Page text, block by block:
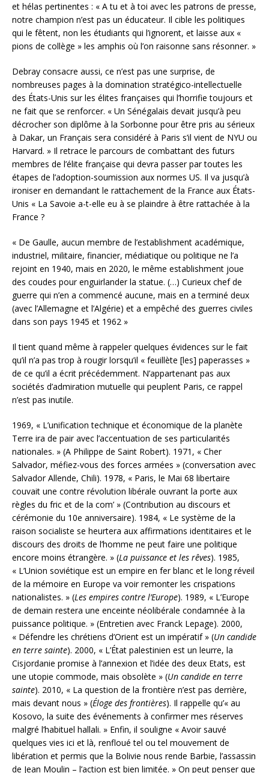
et hélas pertinentes : « A tu et à toi avec les patrons de presse,
notre champion n’est pas un éducateur. Il cible les politiques
qui le fêtent, non les étudiants qui l’ignorent, et laisse aux «
pions de collège » les amphis où l’on raisonne sans résonner. »
Debray consacre aussi, ce n’est pas une surprise, de
nombreuses pages à la domination stratégico-intellectuelle
des États-Unis sur les élites françaises qui l’horrifie toujours et
ne fait que se renforcer. « Un Sénégalais devait jusqu’à peu
décrocher son diplôme à la Sorbonne pour être pris au sérieux
à Dakar, un Français sera considéré à Paris s’il vient de NYU ou
Harvard. » Il retrace le parcours de combattant des futurs
membres de l’élite française qui devra passer par toutes les
étapes de l’adoption-soumission aux normes US. Il va jusqu’à
ironiser en demandant le rattachement de la France aux États-
Unis « La Savoie a-t-elle eu à se plaindre à être rattachée à la
France ?
« De Gaulle, aucun membre de l’establishment académique,
industriel, militaire, financier, médiatique ou politique ne l’a
rejoint en 1940, mais en 2020, le même establishment joue
des coudes pour enguirlander la statue. (…) Curieux chef de
guerre qui n’en a commencé aucune, mais en a terminé deux
(avec l’Allemagne et l’Algérie) et a empêché des guerres civiles
dans son pays 1945 et 1962 »
Il tient quand même à rappeler quelques évidences sur le fait
qu’il n’a pas trop à rougir lorsqu’il « feuillète [les] paperasses »
de ce qu’il a écrit précédemment. N’appartenant pas aux
sociétés d’admiration mutuelle qui peuplent Paris, ce rappel
n’est pas inutile.
1969, « L’unification technique et économique de la planète
Terre ira de pair avec l’accentuation de ses particularités
nationales. » (A Philippe de Saint Robert). 1971, « Cher
Salvador, méfiez-vous des forces armées » (conversation avec
Salvador Allende, Chili). 1978, « Paris, le Mai 68 libertaire
couvait une contre révolution libérale ouvrant la porte aux
règles du fric et de la com’ » (Contribution au discours et
cérémonie du 10e anniversaire). 1984, « Le système de la
raison socialiste se heurtera aux affirmations identitaires et le
discours des droits de l’homme ne peut faire une politique
encore moins étrangère. » (La puissance et les rêves). 1985,
« L’Union soviétique est un empire en fer blanc et le long réveil
de la mémoire en Europe va voir remonter les crispations
nationalistes. » (Les empires contre l’Europe). 1989, « L’Europe
de demain restera une enceinte néolibérale condamnée à la
puissance politique. » (Entretien avec Franck Lepage). 2000,
« Défendre les chrétiens d’Orient est un impératif » (Un candide
en terre sainte). 2000, « L’État palestinien est un leurre, la
Cisjordanie promise à l’annexion et l’idée des deux Etats, est
une utopie commode, mais obsolète » (Un candide en terre
sainte). 2010, « La question de la frontière n’est pas derrière,
mais devant nous » (Éloge des frontières). Il rappelle qu’« au
Kosovo, la suite des événements à confirmer mes réserves
malgré l’habituel hallali. » Enfin, il souligne « Avoir sauvé
quelques vies ici et là, renfloué tel ou tel mouvement de
libération et permis que la Bolivie nous rende Barbie, l’assassin
de Jean Moulin – l’action est bien limitée. » On peut penser que